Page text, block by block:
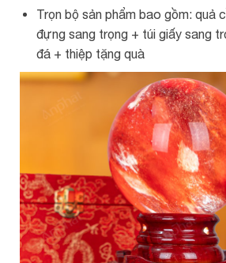
Trọn bộ sản phẩm bao gồm: quả
đựng sang trọng + túi giấy sang
đá + thiệp tặng quà